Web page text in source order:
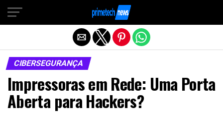
CIBERSEGURANÇA
Impressoras em Rede: Uma Porta
Aberta para Hackers?
Sair da versão mobile